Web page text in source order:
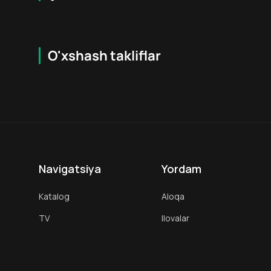
O'xshash takliflar
Navigatsiya
Katalog
TV
Yordam
Aloqa
Ilovalar